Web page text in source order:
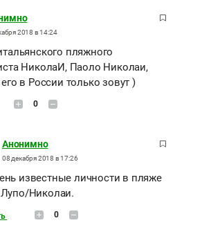
2018 в 14:24
пляжного
НиколаИ, Паоло Николаи,
в России только зовут )
0
Анонимно
08 декабря 2018 в 17:26
известные личности в пляже
Лупо/Николаи.
0